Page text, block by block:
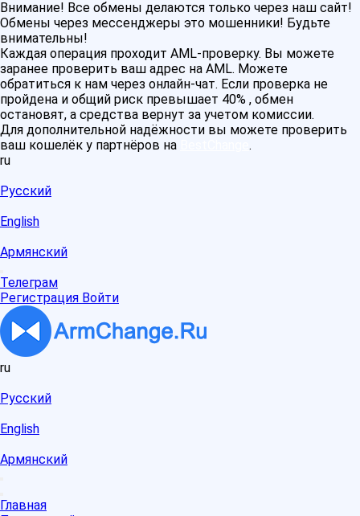
Внимание! Все обмены делаются только через наш сайт!
Обмены через мессенджеры это мошенники! Будьте
внимательны!
Каждая операция проходит AML-проверку. Вы можете
заранее проверить ваш адрес на AML. Можете
обратиться к нам через онлайн-чат. Если проверка не
пройдена и общий риск превышает 40% , обмен
остановят, а средства вернут за учетом комиссии.
Для дополнительной надёжности вы можете проверить
ваш кошелёк у партнёров на
.
ru
Русский
English
Армянский
Телеграм
Регистрация Войти
ru
Русский
English
Армянский
Главная